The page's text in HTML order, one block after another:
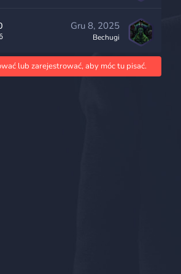
Gru 8, 2025
Bechugi
lub zarejestrować, aby móc tu pisać.